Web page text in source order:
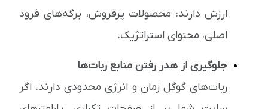
ارزش دارند: محصولات پرفروش، برگه‌های فرود
اصلی، محتوای استراتژیک.
جلوگیری از هدر رفتن منابع ربات‌ها
ربات‌های گوگل زمان و انرژی محدودی دارند. اگر